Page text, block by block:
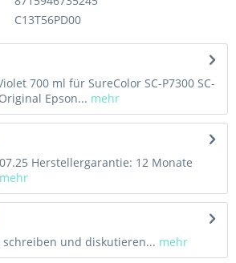
C13T56PD00
700 ml für SureColor SC-P7300 SC-
Epson... mehr
Herstellergarantie: 12 Monate
mehr
schreiben und diskutieren... mehr